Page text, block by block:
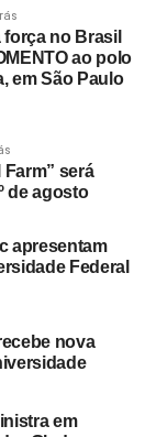
no Brasil
ao polo
em São Paulo
Farm” será
de agosto
apresentam
Federal
nova
em